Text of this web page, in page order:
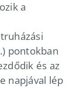
a
pontokban
és az
napjával lép